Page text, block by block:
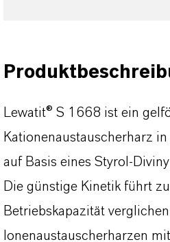
Lewatit® S 1668 ist ein
Kationenaustauscherharz
auf Basis eines Styrol-
Die günstige Kinetik führt
Betriebskapazität
lonenaustauscherharzen